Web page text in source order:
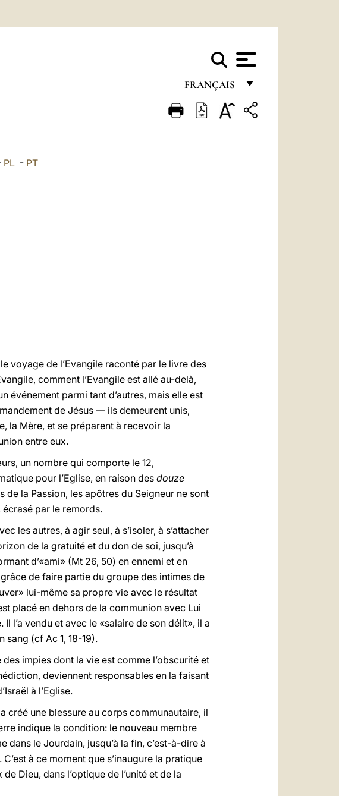
FRANÇAIS
FRANÇAIS
PL- PT
voyage de l’Evangile raconté par le livre des
comment l’Evangile est allé au-delà,
événement parmi tant d’autres, mais elle est
de Jésus — ils demeurent unis,
la Mère, et se préparent à recevoir la
entre eux.
un nombre qui comporte le 12,
pour l’Eglise, en raison des douze
de la Passion, les apôtres du Seigneur ne sont
écrasé par le remords.
les autres, à agir seul, à s’isoler, à s’attacher
de la gratuité et du don de soi, jusqu’à
d’«ami» (Mt 26, 50) en ennemi et en
de faire partie du groupe des intimes de
lui-même sa propre vie avec le résultat
placé en dehors de la communion avec Lui
l’a vendu et avec le «salaire de son délit», il a
sang (cf Ac 1, 18-19).
des impies dont la vie est comme l’obscurité et
deviennent responsables en la faisant
à l’Eglise.
créé une blessure au corps communautaire, il
indique la condition: le nouveau membre
le Jourdain, jusqu’à la fin, c’est-à-dire à
à ce moment que s’inaugure la pratique
Dieu, dans l’optique de l’unité et de la